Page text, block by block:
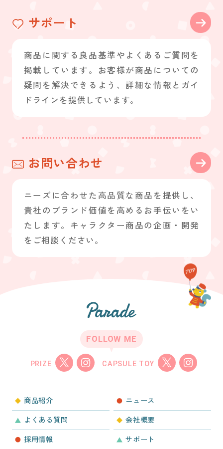
サポート
商品に関する良品基準やよくあるご質問を
掲載しています。お客様が商品についての
疑問を解決できるよう、詳細な情報とガイ
ドラインを提供しています。
お問い合わせ
ニーズに合わせた高品質な商品を提供し、
貴社のブランド価値を高めるお手伝いをい
たします。キャラクター商品の企画・開発
をご相談ください。
FOLLOW ME
PRIZE CAPSULE TOY
商品紹介 ニュース
よくある質問 会社概要
採用情報 サポート